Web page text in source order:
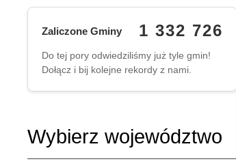
Zaliczone Gminy 1 332 726
Do tej pory odwiedziliśmy już tyle gmin!
Dołącz i bij kolejne rekordy z nami.
Wybierz województwo